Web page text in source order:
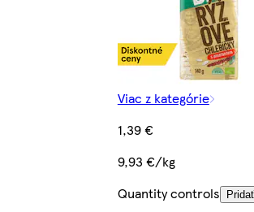
Viac z kategórie
1,39 €
9,93 €/kg
Quantity controls
Pridať